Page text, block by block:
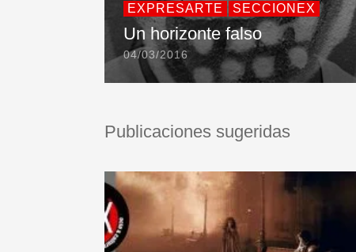
EXPRESARTE SECCIONEX
Un horizonte falso
04/03/2016
Publicaciones sugeridas